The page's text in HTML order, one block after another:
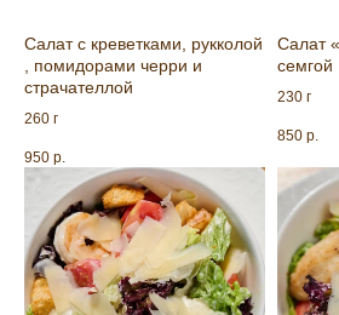
Салат с креветками, рукколой
, помидорами черри и
страчателлой
260 г
950 р.
Салат
семгой
230 г
850 р.
COUNTRY LAKE
Ростов-на-Дону, 6 км от Аксайского моста
по дороге на Ольгинскую, ст-ца Ольгинская,
ул. Левобережная 34.
Мы открыты ежедневно
с 13:00 до 00:00